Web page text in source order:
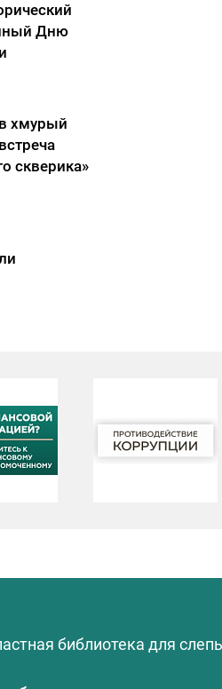
Дню
хмурый
скверика»
библиотека для